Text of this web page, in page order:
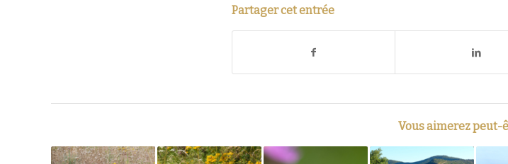
Partager cet entrée
Vous aimerez peut-